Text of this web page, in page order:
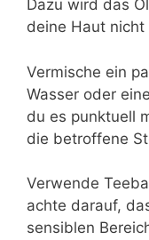
Dazu wird das
deine Haut
Vermische ein
Wasser oder
du es punktuell
die betroffene
Verwende
achte darauf,
sensiblen